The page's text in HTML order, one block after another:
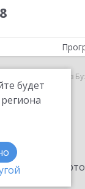
будет
1С:Кредит в